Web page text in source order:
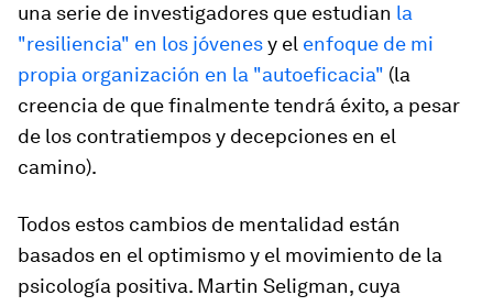
una serie de investigadores que estudian la
"resiliencia" en los jóvenesy el enfoque de mi
propia organización en la "autoeficacia" (la
creencia de que finalmente tendrá éxito, a pesar
de los contratiempos y decepciones en el
camino).
Todos estos cambios de mentalidad están
basados en el optimismo y el movimiento de la
psicología positiva. Martin Seligman, cuya